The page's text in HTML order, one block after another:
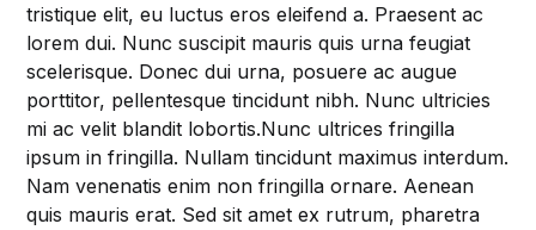
tristique elit, eu luctus eros eleifend a. Praesent ac
lorem dui. Nunc suscipit mauris quis urna feugiat
scelerisque. Donec dui urna, posuere ac augue
porttitor, pellentesque tincidunt nibh. Nunc ultricies
mi ac velit blandit lobortis.Nunc ultrices fringilla
ipsum in fringilla. Nullam tincidunt maximus interdum.
Nam venenatis enim non fringilla ornare. Aenean
quis mauris erat. Sed sit amet ex rutrum, pharetra